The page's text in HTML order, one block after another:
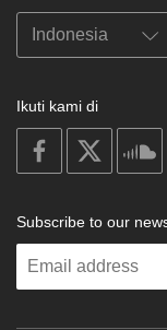
Ikuti kami di
on
facebook
Subscribe to our
Enter